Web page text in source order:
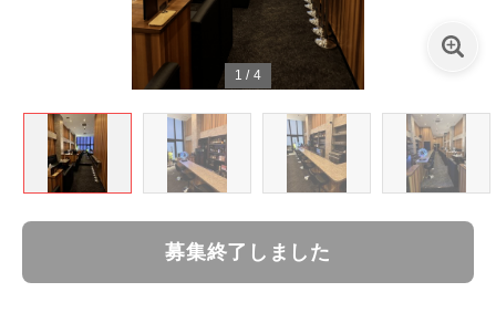
1 / 4
募集終了しました